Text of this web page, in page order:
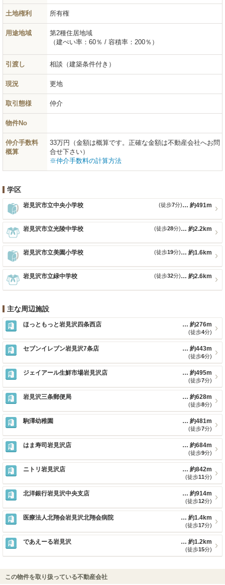
土地権利 所有権
用途地域
第2種住居地域
（建ぺい率：60％ / 容積率：200％）
引渡し 相談（建築条件付き）
現況 更地
取引態様 仲介
物件No
仲介手数料
概算
33万円（金額は概算です。正確な金額は不動産会社へお問
合せ下さい）
※仲介手数料の計算方法
学区
岩見沢市立中央小学校 約491m
(徒歩7分)
岩見沢市立光陵中学校 約2.2km
(徒歩28分)
岩見沢市立美園小学校 約1.6km
(徒歩19分)
岩見沢市立緑中学校 約2.6km
(徒歩32分)
主な周辺施設
ほっともっと岩見沢四条西店 約276m
(徒歩4分)
セブンイレブン岩見沢7条店 約443m
(徒歩6分)
ジェイアール生鮮市場岩見沢店 約495m
(徒歩7分)
岩見沢三条郵便局 約628m
(徒歩8分)
駒澤幼稚園 約481m
(徒歩7分)
はま寿司岩見沢店 約684m
(徒歩9分)
ニトリ岩見沢店 約842m
(徒歩11分)
北洋銀行岩見沢中央支店 約914m
(徒歩12分)
医療法人北翔会岩見沢北翔会病院 約1.4km
(徒歩17分)
であえーる岩見沢 約1.2km
(徒歩15分)
この物件を取り扱っている不動産会社